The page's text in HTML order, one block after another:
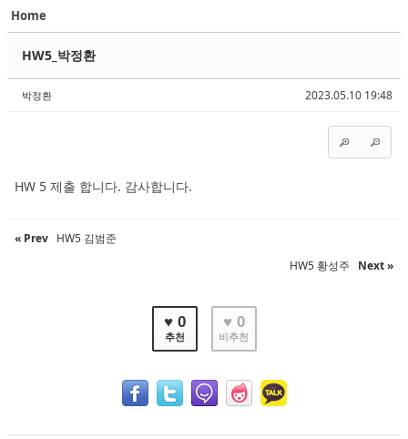
Home
2023.05.10 19:48
HW5_박정환
박정환
HW 5 제출 합니다. 감사합니다.
« Prev HW5 김범준
HW5 황성주
Next »
♥ 0
추천
♥ 0
비추천
Sketchbook5, 스케치북5
Sketchbook5, 스케치북5
Sketchbook5, 스케치북5
Sketchbook5, 스케치북5